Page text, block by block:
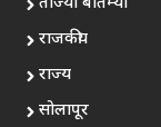
ताज्या बातम्या
राजकीय
राज्य
सोलापूर